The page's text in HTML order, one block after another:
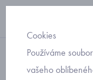
dívčí
Cookies
Používáme
vašeho